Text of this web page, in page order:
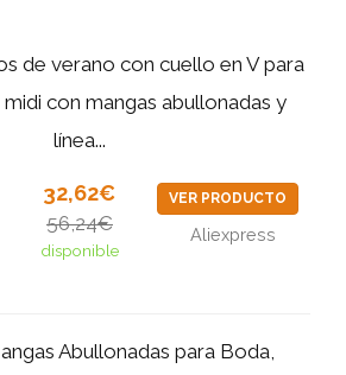
de verano con cuello en V para
con mangas abullonadas y
línea...
32,62€
56,24€
disponible
VER PRODUCTO
Aliexpress
Abullonadas para Boda,